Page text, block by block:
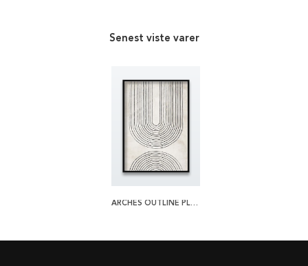
Senest viste varer
ARCHES OUTLINE PLAKAT